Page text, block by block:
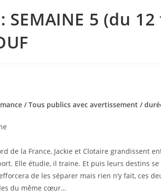
: SEMAINE 5 (du
/ Tous publics avec avertissement /
de la France, Jackie et Clotaire grandissent
Elle étudie, il traine. Et puis leurs destins
de les séparer mais rien n’y fait, ces
du même cœur…